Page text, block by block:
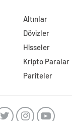
Altınlar
Dövizler
Hisseler
Kripto Paralar
Pariteler